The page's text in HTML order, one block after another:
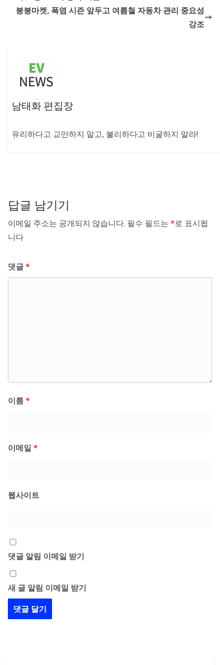
붕붕마켓, 폭염 시즌 앞두고 여름철 자동차 관리 중요성
강조
남태화 편집장
유리하다고 교만하지 말고, 불리하다고 비굴하지 말라!
답글 남기기
이메일 주소는 공개되지 않습니다. 필수 필드는 *로 표시됩
니다
댓글*
이름*
이메일 *
웹사이트
댓글 알림 이메일 받기
새 글 알림 이메일 받기